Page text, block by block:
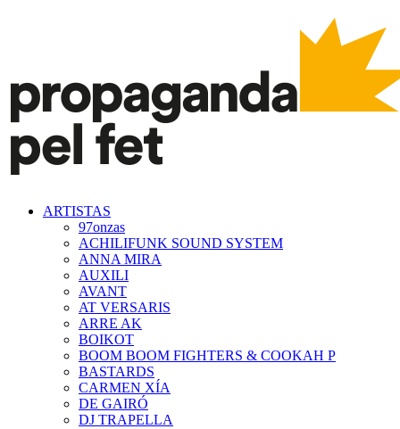
ARTISTAS
97onzas
ACHILIFUNK SOUND SYSTEM
ANNA MIRA
AUXILI
AVANT
AT VERSARIS
ARRE AK
BOIKOT
BOOM BOOM FIGHTERS & COOKAH P
BASTARDS
CARMEN XÍA
DE GAIRÓ
DJ TRAPELLA